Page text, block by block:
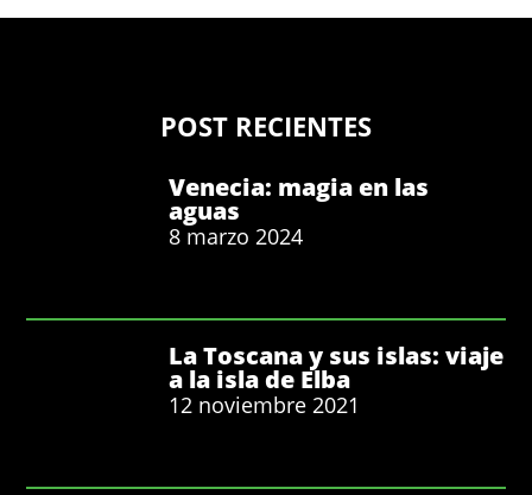
POST RECIENTES
Venecia: magia en las
aguas
8 marzo 2024
La Toscana y sus islas: viaje
a la isla de Elba
12 noviembre 2021